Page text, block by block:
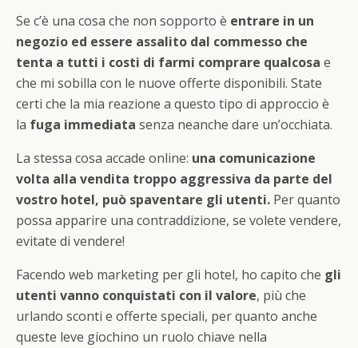
Se c’è una cosa che non sopporto è entrare in un
negozio ed essere assalito dal commesso che
tenta a tutti i costi di farmi comprare qualcosa e
che mi sobilla con le nuove offerte disponibili. State
certi che la mia reazione a questo tipo di approccio è
la fuga immediata senza neanche dare un’occhiata.
La stessa cosa accade online: una comunicazione
volta alla vendita troppo aggressiva da parte del
vostro hotel, può spaventare gli utenti. Per quanto
possa apparire una contraddizione, se volete vendere,
evitate di vendere!
Facendo web marketing per gli hotel, ho capito che gli
utenti vanno conquistati con il valore, più che
urlando sconti e offerte speciali, per quanto anche
queste leve giochino un ruolo chiave nella